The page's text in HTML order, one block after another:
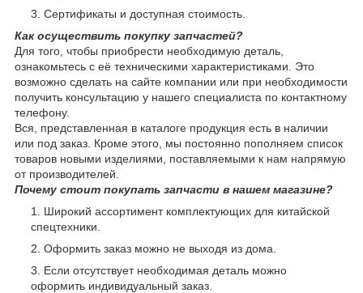
Сертификаты и доступная стоимость.
Как осуществить покупку запчастей?
Для того, чтобы приобрести необходимую деталь,
ознакомьтесь с её техническими характеристиками. Это
возможно сделать на сайте компании или при необходимости
получить консультацию у нашего специалиста по контактному
телефону.
Вся, представленная в каталоге продукция есть в наличии
или под заказ. Кроме этого, мы постоянно пополняем список
товаров новыми изделиями, поставляемыми к нам напрямую
от производителей.
Почему стоит покупать запчасти в нашем магазине?
Широкий ассортимент комплектующих для китайской
спецтехники.
Оформить заказ можно не выходя из дома.
Если отсутствует необходимая деталь можно
оформить индивидуальный заказ.